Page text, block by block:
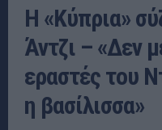
H «Κύπρια»
Άντζι – «Δεν
εραστές του
η βασίλισσα»